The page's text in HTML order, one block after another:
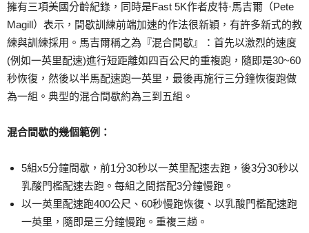
擁有三項美國分齡紀錄，同時是Fast 5K作者皮特·馬吉爾（Pete
Magill）表示，間歇訓練前端加速的作法很新穎，有許多新式的教
練與訓練採用。馬吉爾稱之為『混合間歇』：首先以激烈的速度
(例如一英里配速)進行短距離如四百公尺的重複跑，隨即是30~60
秒恢復，然後以半馬配速跑一英里，最後再施行三分鐘恢復跑做
為一組。典型的混合間歇約為三到五組。
混合間歇的幾個範例：
5組x5分鐘間歇，前1分30秒以一英里配速去跑，後3分30秒以
乳酸門檻配速去跑。每組之間搭配3分鐘慢跑。
以一英里配速跑400公尺、60秒慢跑恢復、以乳酸門檻配速跑
一英里，隨即是三分鐘慢跑。重複三趟。